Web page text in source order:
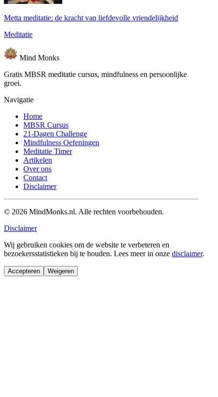
Metta meditatie: de kracht van liefdevolle vriendelijkheid
Meditatie
Mind Monks
Gratis MBSR meditatie cursus, mindfulness en persoonlijke
groei.
Navigatie
Home
MBSR Cursus
21-Dagen Challenge
Mindfulness Oefeningen
Meditatie Timer
Artikelen
Over ons
Contact
Disclaimer
© 2026 MindMonks.nl. Alle rechten voorbehouden.
Disclaimer
Wij gebruiken cookies om de website te verbeteren en
bezoekersstatistieken bij te houden. Lees meer in onze disclaimer.
Accepteren Weigeren